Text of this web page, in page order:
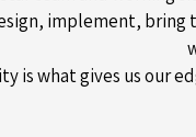
implement,
is what gives us our